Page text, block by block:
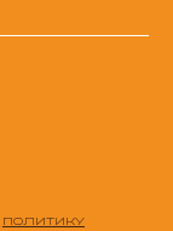
ПОЛИТИКУ